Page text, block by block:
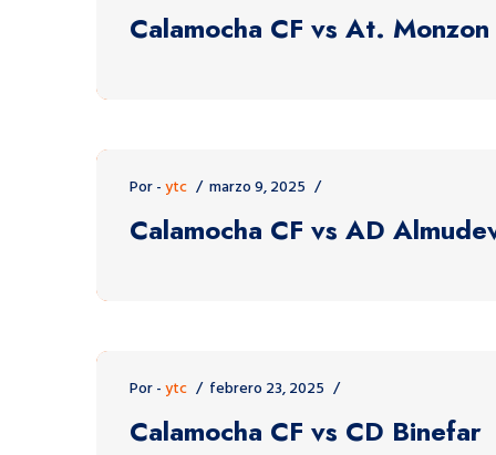
Calamocha CF vs At. Monzon
Por -ytc marzo 9, 2025
Calamocha CF vs AD
Por -ytc febrero 23, 2025
Calamocha CF vs CD Binefar